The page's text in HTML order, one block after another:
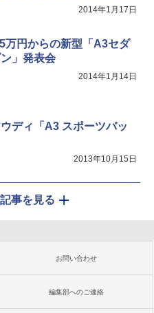
2014年1月17日
万円からの新型「A3セダ
」発表会
2014年1月14日
ディ「A3 スポーツバッ
2013年10月15日
事を見る
お問い合わせ
編集部へのご連絡